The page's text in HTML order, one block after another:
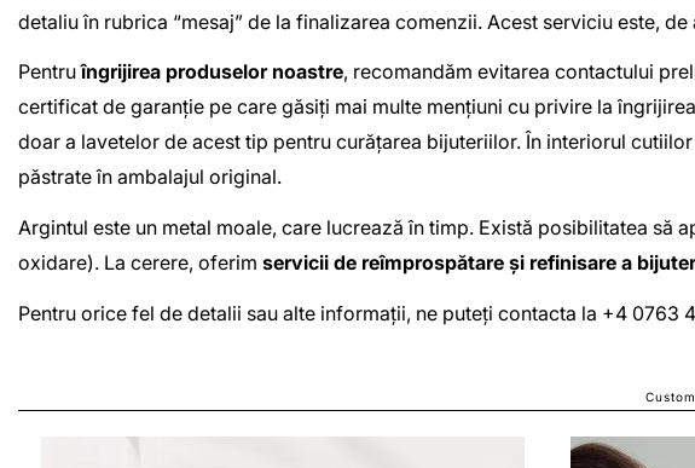
detaliu în rubrica “mesaj” de la finalizarea comenzii. Acest serviciu este, de
Pentruîngrijirea produselor noastre, recomandăm evitarea contactului
certificat de garanție pe care găsiți mai multe mențiuni cu privire la
doar a lavetelor de acest tip pentru curățarea bijuteriilor. În interiorul
păstrate în ambalajul original.
Argintul este un metal moale, care lucrează în timp. Există posibilitatea
oxidare). La cerere, oferim servicii de reîmprospătare și refinisare a
Pentru orice fel de detalii sau alte informații, ne puteți contacta la +4 0763